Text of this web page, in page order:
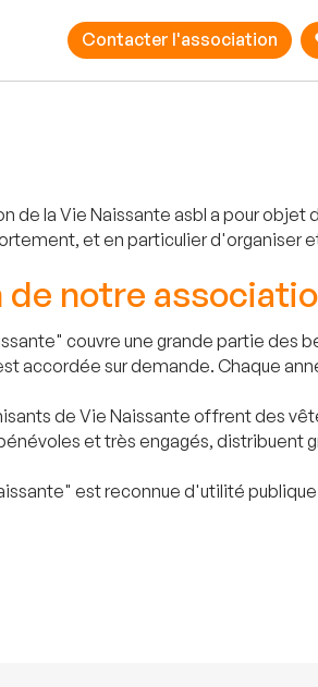
Contacter l'association
de la Vie Naissante asbl a pour
et en particulier d'organiser
notre
couvre une grande partie des
accordée sur demande. Chaque
de Vie Naissante offrent des
et très engagés, distribuent
est reconnue d'utilité